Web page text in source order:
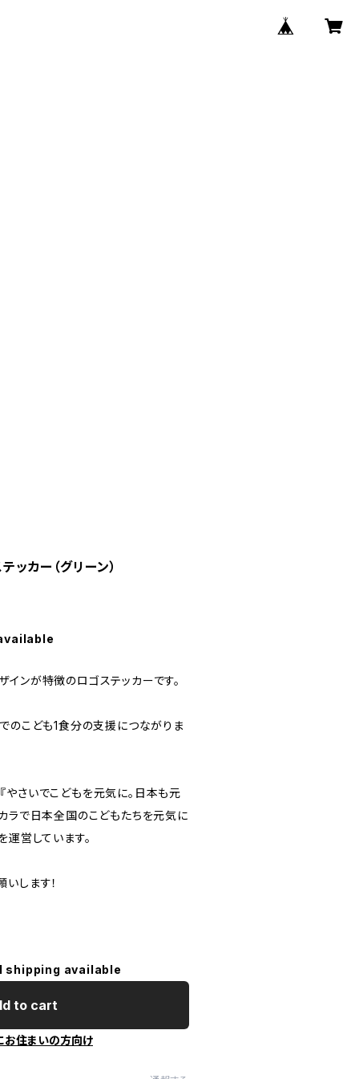
ッカー（グリーン）
ンが特徴のロゴステッカーです。
のこども1食分の支援につながりま
さいでこどもを元気に。日本も元
ラで日本全国のこどもたちを元気に
運営しています。
します！
shipping available
to cart
お住まいの方向け